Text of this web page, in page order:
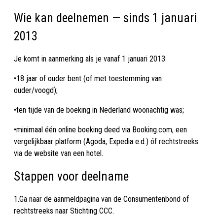
Wie kan deelnemen — sinds 1 januari
2013
Je komt in aanmerking als je vanaf 1 januari 2013:
•18 jaar of ouder bent (of met toestemming van
ouder/voogd);
•ten tijde van de boeking in Nederland woonachtig was;
•minimaal één online boeking deed via Booking.com, een
vergelijkbaar platform (Agoda, Expedia e.d.) óf rechtstreeks
via de website van een hotel.
Stappen voor deelname
1.Ga naar de aanmeldpagina van de Consumentenbond of
rechtstreeks naar Stichting CCC.